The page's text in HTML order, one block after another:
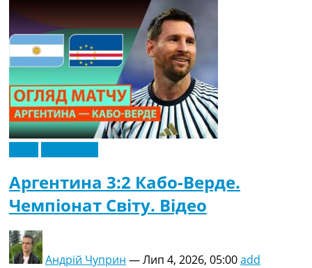
Аргентина 3:2 Кабо-Верде.
Чемпіонат Світу. Відео
Андрій Чуприн —Лип 4, 2026, 05:00add